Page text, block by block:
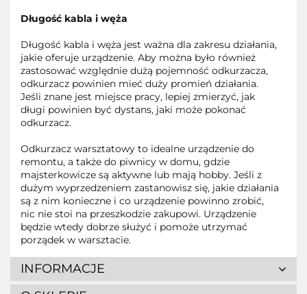
Długość kabla i węża
Długość kabla i węża jest ważna dla zakresu działania,
jakie oferuje urządzenie. Aby można było również
zastosować względnie dużą pojemność odkurzacza,
odkurzacz powinien mieć duży promień działania.
Jeśli znane jest miejsce pracy, lepiej zmierzyć, jak
długi powinien być dystans, jaki może pokonać
odkurzacz.
Odkurzacz warsztatowy to idealne urządzenie do
remontu, a także do piwnicy w domu, gdzie
majsterkowicze są aktywne lub mają hobby. Jeśli z
dużym wyprzedzeniem zastanowisz się, jakie działania
są z nim konieczne i co urządzenie powinno zrobić,
nic nie stoi na przeszkodzie zakupowi. Urządzenie
będzie wtedy dobrze służyć i pomoże utrzymać
porządek w warsztacie.
INFORMACJE